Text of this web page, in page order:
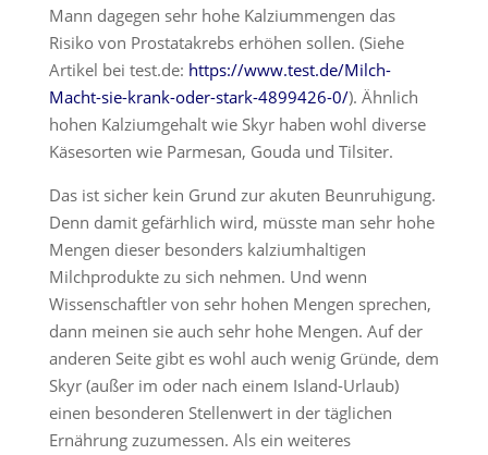
Mann dagegen sehr hohe Kalziummengen das
Risiko von Prostatakrebs erhöhen sollen. (Siehe
Artikel bei test.de: https://www.test.de/Milch-
Macht-sie-krank-oder-stark-4899426-0/). Ähnlich
hohen Kalziumgehalt wie Skyr haben wohl diverse
Käsesorten wie Parmesan, Gouda und Tilsiter.
Das ist sicher kein Grund zur akuten Beunruhigung.
Denn damit gefärhlich wird, müsste man sehr hohe
Mengen dieser besonders kalziumhaltigen
Milchprodukte zu sich nehmen. Und wenn
Wissenschaftler von sehr hohen Mengen sprechen,
dann meinen sie auch sehr hohe Mengen. Auf der
anderen Seite gibt es wohl auch wenig Gründe, dem
Skyr (außer im oder nach einem Island-Urlaub)
einen besonderen Stellenwert in der täglichen
Ernährung zuzumessen. Als ein weiteres